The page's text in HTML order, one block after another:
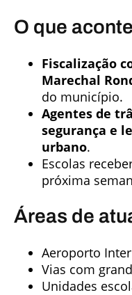
O que
Fiscalização
Marechal
do município.
Agentes de
segurança e
urbano.
Escolas
próxima
Áreas de
Aeroporto
Vias com
Unidades